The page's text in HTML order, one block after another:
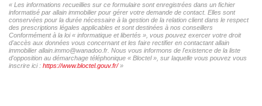
« Les informations recueillies sur ce formulaire sont enregistrées dans un fichier
informatisé par allain immobilier pour gérer votre demande de contact. Elles sont
conservées pour la durée nécessaire à la gestion de la relation client dans le respect
des prescriptions légales applicables et sont destinées à nos conseillers
Conformément à la loi « informatique et libertés », vous pouvez exercer votre droit
d'accès aux données vous concernant et les faire rectifier en contactant allain
immobilier allain.immo@wanadoo.fr. Nous vous informons de l'existence de la liste
d'opposition au démarchage téléphonique « Bloctel », sur laquelle vous pouvez vous
inscrire ici : https://www.bloctel.gouv.fr/»